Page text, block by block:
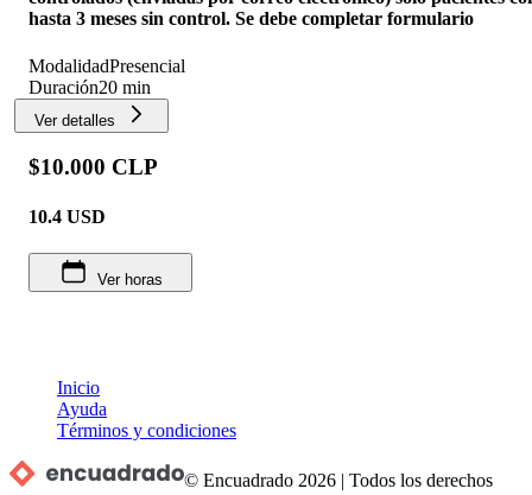
hasta 3 meses sin control. Se debe completar formulario
ModalidadPresencial
Duración20 min
Ver detalles
$10.000 CLP
10.4 USD
Ver horas
Inicio
Ayuda
Términos y condiciones
© Encuadrado 2026 |Todos los derechos